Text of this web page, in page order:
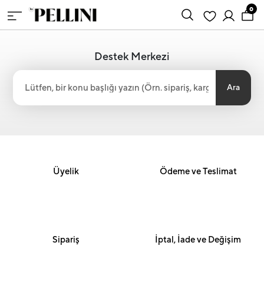
0
Destek Merkezi
Ara
Üyelik Ödeme ve Teslimat
Sipariş İptal, İade ve Değişim